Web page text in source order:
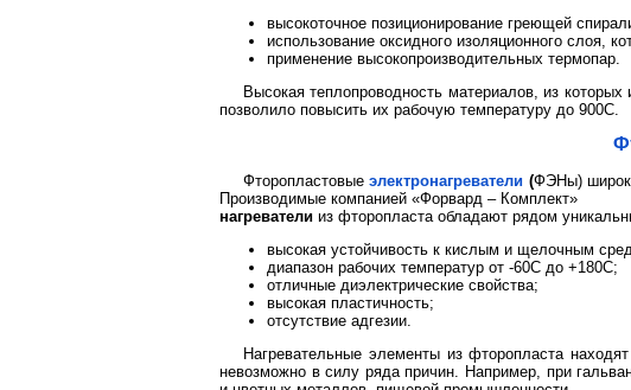
высокоточное позиционирование греющей
использование оксидного изоляционного слоя,
применение высокопроизводительных термопар.
Высокая теплопроводность материалов, из которых
позволило повысить их рабочую температуру до 900С.
Фторопластовыеэлектронагреватели (ФЭНы)
Производимые компанией «Форвард – Комплект»
нагреватели из фторопласта обладают рядом
высокая устойчивость к кислым и щелочным
диапазон рабочих температур от -60С до +180С;
отличные диэлектрические свойства;
высокая пластичность;
отсутствие адгезии.
Нагревательные элементы из фторопласта
невозможно в силу ряда причин. Например, при